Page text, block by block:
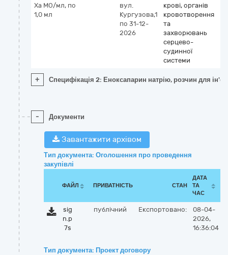
Ха МО/мл, по
1,0 мл
вул.
Кургузова,1
по 31-12-
2026
крові, органів
кровотворення
та
захворювань
серцево-
судинної
системи
+ Специфікація 2: Еноксапарин натрію, розчин для
- Документи
Завантажити архівом
Тип документа: Оголошення про проведення
закупівлі
ФАЙЛ ПРИВАТНІСТЬ СТАН
ДАТА
ТА
ЧАС
sig
n.p
7s
публічний Експортовано:
08-04-
2026,
16:36:04
Тип документа: Проект договору